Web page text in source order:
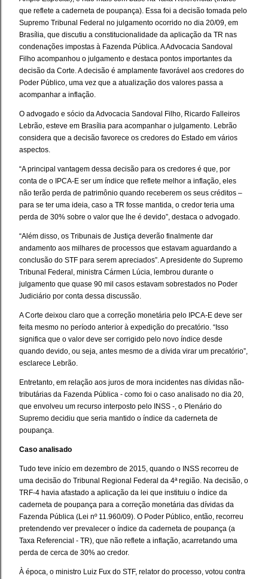
que reflete a caderneta de poupança). Essa foi a decisão tomada pelo
Supremo Tribunal Federal no julgamento ocorrido no dia 20/09, em
Brasília, que discutiu a constitucionalidade da aplicação da TR nas
condenações impostas à Fazenda Pública. A Advocacia Sandoval
Filho acompanhou o julgamento e destaca pontos importantes da
decisão da Corte. A decisão é amplamente favorável aos credores do
Poder Público, uma vez que a atualização dos valores passa a
acompanhar a inflação.
O advogado e sócio da Advocacia Sandoval Filho, Ricardo Falleiros
Lebrão, esteve em Brasília para acompanhar o julgamento. Lebrão
considera que a decisão favorece os credores do Estado em vários
aspectos.
“A principal vantagem dessa decisão para os credores é que, por
conta de o IPCA-E ser um índice que reflete melhor a inflação, eles
não terão perda de patrimônio quando receberem os seus créditos –
para se ter uma ideia, caso a TR fosse mantida, o credor teria uma
perda de 30% sobre o valor que lhe é devido”, destaca o advogado.
“Além disso, os Tribunais de Justiça deverão finalmente dar
andamento aos milhares de processos que estavam aguardando a
conclusão do STF para serem apreciados”. A presidente do Supremo
Tribunal Federal, ministra Cármen Lúcia, lembrou durante o
julgamento que quase 90 mil casos estavam sobrestados no Poder
Judiciário por conta dessa discussão.
A Corte deixou claro que a correção monetária pelo IPCA-E deve ser
feita mesmo no período anterior à expedição do precatório. “Isso
significa que o valor deve ser corrigido pelo novo índice desde
quando devido, ou seja, antes mesmo de a dívida virar um precatório”,
esclarece Lebrão.
Entretanto, em relação aos juros de mora incidentes nas dívidas não-
tributárias da Fazenda Pública - como foi o caso analisado no dia 20,
que envolveu um recurso interposto pelo INSS -, o Plenário do
Supremo decidiu que seria mantido o índice da caderneta de
poupança.
Caso analisado
Tudo teve início em dezembro de 2015, quando o INSS recorreu de
uma decisão do Tribunal Regional Federal da 4ª região. Na decisão, o
TRF-4 havia afastado a aplicação da lei que instituiu o índice da
caderneta de poupança para a correção monetária das dívidas da
Fazenda Pública (Lei nº 11.960/09). O Poder Público, então, recorreu
pretendendo ver prevalecer o índice da caderneta de poupança (a
Taxa Referencial - TR), que não reflete a inflação, acarretando uma
perda de cerca de 30% ao credor.
À época, o ministro Luiz Fux do STF, relator do processo, votou contra